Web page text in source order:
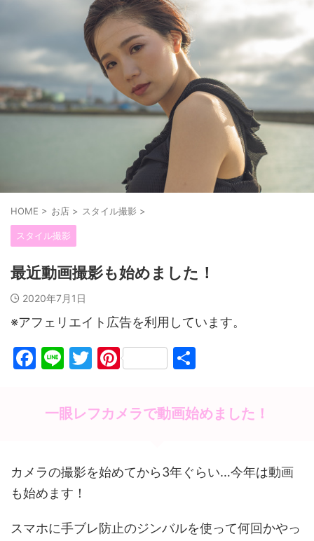
HOME > お店 > スタイル撮影 >
スタイル撮影
最近動画撮影も始めました！
2020年7月1日
※アフェリエイト広告を利用しています。
F
o
o
Li
e
T
itt
er
Pi
er
e
一眼レフカメラで動画始めました！
カメラの撮影を始めてから3年ぐらい…今年は動画
も始めます！
スマホに手ブレ防止のジンバルを使って何回かやっ